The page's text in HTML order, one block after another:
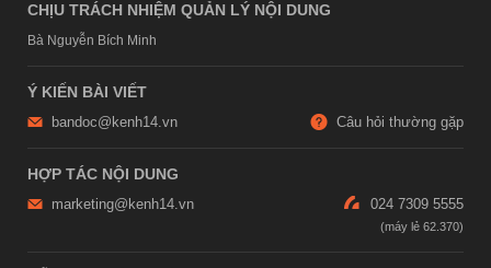
CHỊU TRÁCH NHIỆM QUẢN LÝ NỘI DUNG
Bà Nguyễn Bích Minh
Ý KIẾN BÀI VIẾT
bandoc@kenh14.vn Câu hỏi thường gặp
HỢP TÁC NỘI DUNG
marketing@kenh14.vn 024 7309 5555